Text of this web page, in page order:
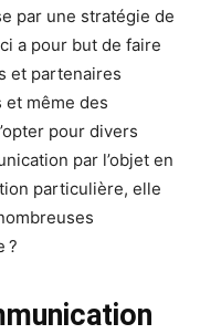
par une stratégie de
a pour but de faire
et partenaires
même des
pour divers
par l’objet en
particulière, elle
?